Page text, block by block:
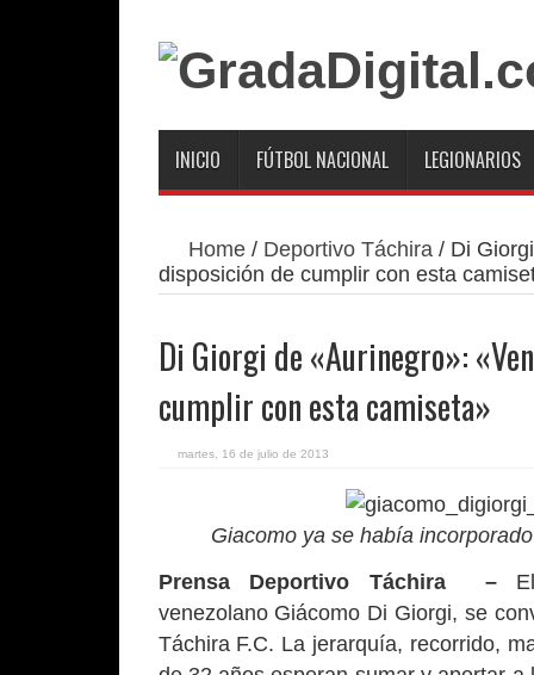
INICIO FÚTBOL NACIONAL LEGIONARIOS
Home/ Deportivo Táchira/ Di
disposición de cumplir con esta
Di Giorgi de «Aurinegro»:
cumplir con esta camiseta»
martes, 16 de julio de 2013
Giacomo ya se había
Prensa Deportivo Táchira –El
venezolano Giácomo Di Giorgi, se
Táchira F.C. La jerarquía, recorrido,